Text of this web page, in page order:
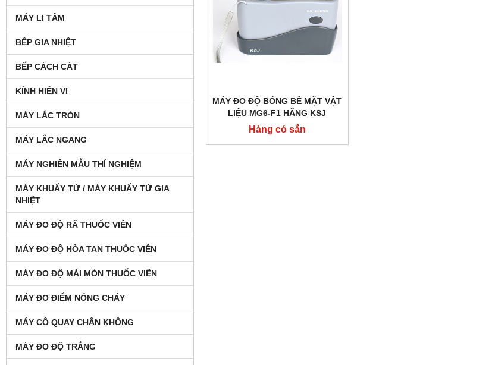
MÁY LI TÂM
BẾP GIA NHIỆT
BẾP CÁCH CÁT
KÍNH HIỂN VI
MÁY LẮC TRÒN
MÁY LẮC NGANG
MÁY NGHIỀN MẪU THÍ NGHIỆM
MÁY KHUẤY TỪ / MÁY KHUẤY TỪ GIA
NHIỆT
MÁY ĐO ĐỘ RÃ THUỐC VIÊN
MÁY ĐO ĐỘ HÒA TAN THUỐC VIÊN
MÁY ĐO ĐỘ MÀI MÒN THUỐC VIÊN
MÁY ĐO ĐIỂM NÓNG CHÁY
MÁY CÔ QUAY CHÂN KHÔNG
MÁY ĐO ĐỘ TRẮNG
MÁY ĐO ĐỘ BÓNG BỀ MẶT VẬT
LIỆU MG6-F1 HÃNG KSJ
Hàng có sẵn